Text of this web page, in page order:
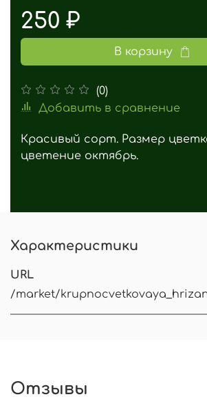
(0)
Добавить в сравнение
250 ₽
В корзину
Красивый сорт. Размер
цветение октябрь.
Характеристики
URL
/market/
Отзывы